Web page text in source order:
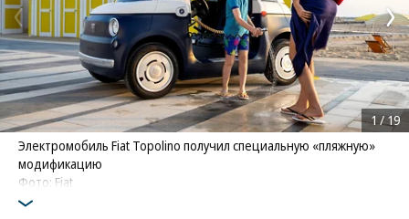
Электромобиль Fiat Topolino получил специальную «пляжную»
модификацию
Фото: Fiat
1/19